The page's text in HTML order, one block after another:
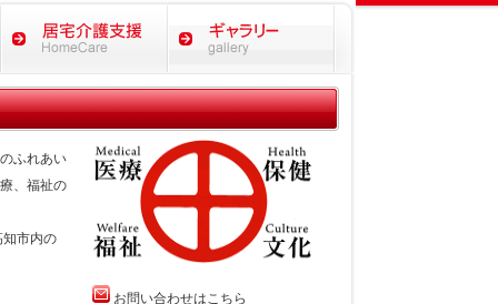
ふれあい
、福祉の
市内の
お問い合わせはこちら